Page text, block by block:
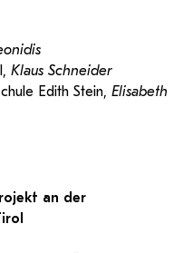
Klaus Schneider
Edith Stein, Elisabeth
an der